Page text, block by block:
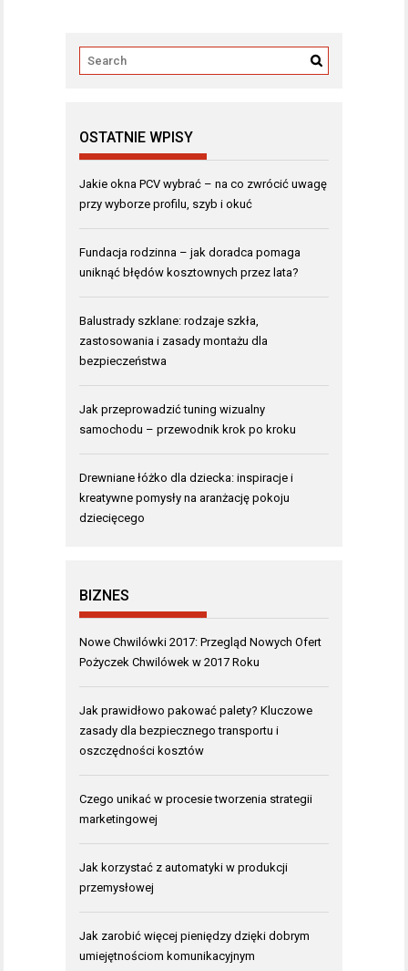
OSTATNIE WPISY
Jakie okna PCV wybrać – na co zwrócić uwagę
przy wyborze profilu, szyb i okuć
Fundacja rodzinna – jak doradca pomaga
uniknąć błędów kosztownych przez lata?
Balustrady szklane: rodzaje szkła,
zastosowania i zasady montażu dla
bezpieczeństwa
Jak przeprowadzić tuning wizualny
samochodu – przewodnik krok po kroku
Drewniane łóżko dla dziecka: inspiracje i
kreatywne pomysły na aranżację pokoju
dziecięcego
BIZNES
Nowe Chwilówki 2017: Przegląd Nowych Ofert
Pożyczek Chwilówek w 2017 Roku
Jak prawidłowo pakować palety? Kluczowe
zasady dla bezpiecznego transportu i
oszczędności kosztów
Czego unikać w procesie tworzenia strategii
marketingowej
Jak korzystać z automatyki w produkcji
przemysłowej
Jak zarobić więcej pieniędzy dzięki dobrym
umiejętnościom komunikacyjnym